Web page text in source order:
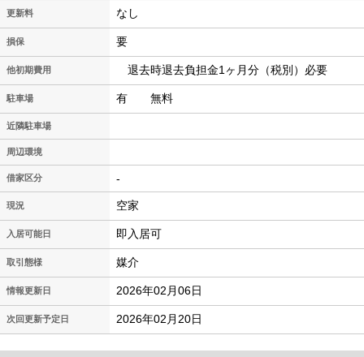
更新料 なし
損保 要
他初期費用 退去時退去負担金1ヶ月分（税別）必要
駐車場 有 無料
近隣駐車場
周辺環境
借家区分 -
現況 空家
入居可能日 即入居可
取引態様 媒介
情報更新日 2026年02月06日
次回更新予定日 2026年02月20日